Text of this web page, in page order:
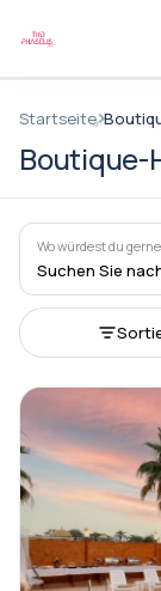
Startseite
Boutique-
Wo würdest du